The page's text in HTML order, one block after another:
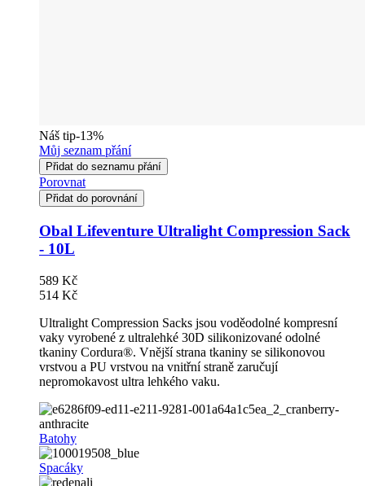
Náš tip-13%
Můj seznam přání
Přidat do seznamu přání
Porovnat
Přidat do porovnání
Obal Lifeventure Ultralight Compression Sack
- 10L
589 Kč
514 Kč
Ultralight Compression Sacks jsou voděodolné kompresní
vaky vyrobené z ultralehké 30D silikonizované odolné
tkaniny Cordura®. Vnější strana tkaniny se silikonovou
vrstvou a PU vrstvou na vnitřní straně zaručují
nepromokavost ultra lehkého vaku.
Batohy
Spacáky